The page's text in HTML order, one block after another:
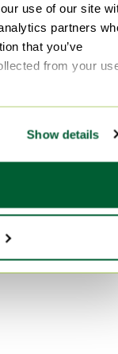
use of our site
partners
that you’ve
from your
Show details